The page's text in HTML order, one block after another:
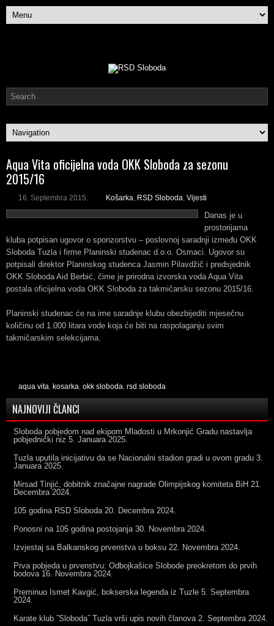
Aqua Vita oficijelna voda OKK Sloboda za sezonu
2015/16
16. Septembra 2015. Košarka, RSD Sloboda, Vijesti
Danas je u
prostorijama
kluba potpisan ugovor o sponzorstvu – poslovnoj saradnji između OKK
Sloboda Tuzla i firme Planinski studenac d.o.o. Osmaci. Ugovor su
potpisali direktor Planinskog studenca Jasmin Pilavdžič i predsjednik
OKK Sloboda Aid Berbić, čime je prirodna izvorska voda Aqua Vita
postala oficijelna voda OKK Sloboda za takmičarsku sezonu 2015/16.
Planinski studenac će na ime saradnje klubu obezbijediti mjesečnu
količinu od 1.000 litara vode koja će biti na raspolaganju svim
takmičarskim selekcijama.
aqua vita, kosarka, okk sloboda, rsd sloboda
NAJNOVIJI ČLANCI
Sloboda pobjedom nad ekipom Mladosti u Mrkonjić Gradu nastavlja
pobjednički niz 5. Januara 2025.
Tuzla uputila inicijativu da se Nacionalni stadion gradi u ovom gradu 3.
Januara 2025.
Mirsad Tinjić, dobitnik značajne nagrade Olimpijskog komiteta BiH 21.
Decembra 2024.
105 godina RSD Sloboda 20. Decembra 2024.
Ponosni na 105 godina postojanja 30. Novembra 2024.
Izvjestaj sa Balkanskog prvenstva u boksu 22. Novembra 2024.
Prva pobjeda u prvenstvu: Odbojkašice Slobode preokretom do prvih
bodova 16. Novembra 2024.
Preminuo Ismet Kavgić, bokserska legenda iz Tuzle 5. Septembra
2024.
Karate klub ˝Sloboda˝ Tuzla vrši upis novih članova 2. Septembra 2024.